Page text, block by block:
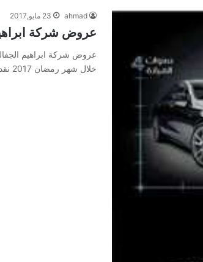
ahmad 23 مايو,2017
عروض شركة
خلال شهر رمضان 2017 نقدممها…